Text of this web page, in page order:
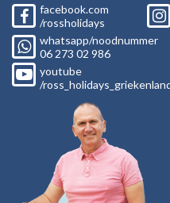
facebook.com
/rossholidays
whatsapp/noodnummer
06 273 02 986
youtube
/